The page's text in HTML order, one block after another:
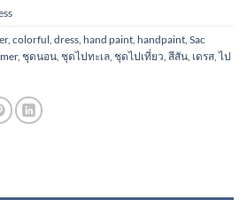
, colorful, dress, hand paint, handpaint, Sac
, ชุดนอน, ชุดไปทะเล, ชุดไปเที่ยว, สีสัน, เดรส,ไป